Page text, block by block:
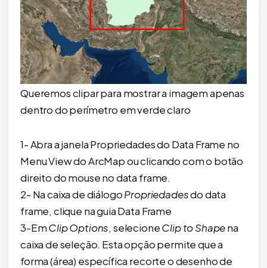
Queremos clipar para mostrar a imagem apenas
dentro do perímetro em verde claro
1- Abra a janela Propriedades do Data Frame no
Menu View do ArcMap ou clicando com o botão
direito do mouse no data frame.
2- Na caixa de diálogoPropriedadesdo data
frame, clique na guia Data Frame
3-EmClip Options, selecioneClip to Shapena
caixa de seleção. Esta opção permite que a
forma (área) específica recorte o desenho de